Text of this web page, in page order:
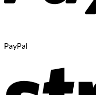
PayPal